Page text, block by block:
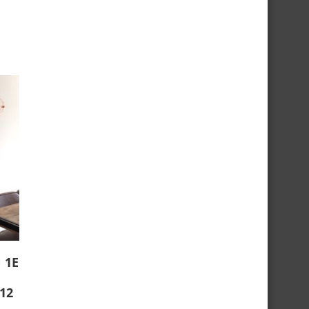
1E